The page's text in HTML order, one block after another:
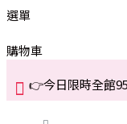
選單
購物車
👉今日限時全館